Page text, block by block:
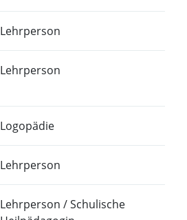
Lehrperson
Lehrperson
Logopädie
Lehrperson
Lehrperson / Schulische